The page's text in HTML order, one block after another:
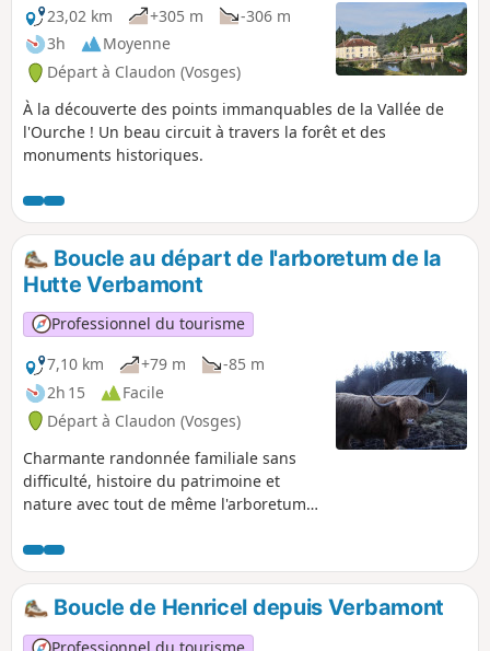
23,02 km
+305 m
-306 m
3h
Moyenne
Départ à Claudon (Vosges)
À la découverte des points immanquables de la Vallée de
l'Ourche ! Un beau circuit à travers la forêt et des
monuments historiques.
Boucle au départ de l'arboretum de la
Hutte Verbamont
Professionnel du tourisme
7,10 km
+79 m
-85 m
2h 15
Facile
Départ à Claudon (Vosges)
Charmante randonnée familiale sans
difficulté, histoire du patrimoine et
nature avec tout de même l'arboretum
séquoia de France ainsi qu'une chapelle
école
Boucle de Henricel depuis Verbamont